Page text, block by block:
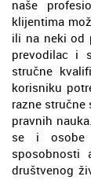
naše
klijentima
ili na neki od
prevodilac i
stručne
korisniku
razne stručne
pravnih
se i osobe
sposobnosti
društvenog